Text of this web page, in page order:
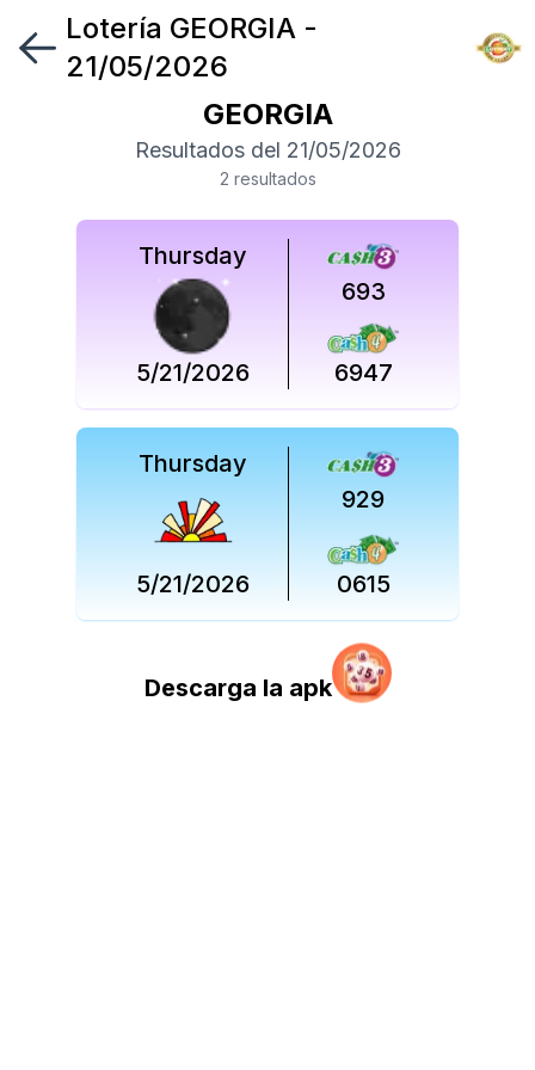
Síguenos
en
Lotería GEORGIA-
21/05/2026
GEORGIA
Resultados del 21/05/2026
2 resultados
Thursday
5/21/2026
693
6947
Thursday
5/21/2026
929
0615
Descarga la apk